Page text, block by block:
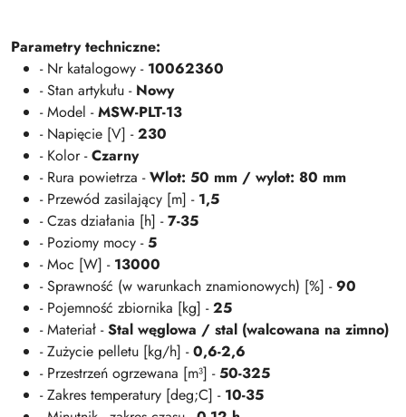
Parametry techniczne:
- Nr katalogowy - 10062360
- Stan artykułu - Nowy
- Model -MSW-PLT-13
- Napięcie [V] -230
- Kolor -Czarny
- Rura powietrza -Wlot: 50 mm / wylot: 80 mm
- Przewód zasilający [m] - 1,5
- Czas działania [h] -7-35
- Poziomy mocy -5
- Moc [W] - 13000
- Sprawność (w warunkach znamionowych) [%] -90
- Pojemność zbiornika [kg] -25
- Materiał -Stal węglowa / stal (walcowana na zimno)
- Zużycie pelletu [kg/h] -0,6-2,6
- Przestrzeń ogrzewana [m³] -50-325
- Zakres temperatury [deg;C] - 10-35